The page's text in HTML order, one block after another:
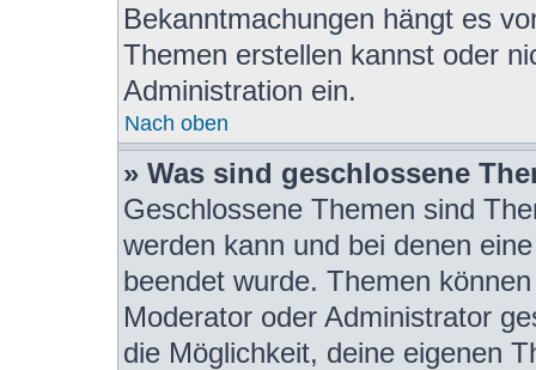
Bekanntmachungen hängt es
Themen erstellen kannst oder
Administration ein.
Nach oben
» Was sind geschlossene
Geschlossene Themen sind
werden kann und bei denen
beendet wurde. Themen
Moderator oder Administrator
die Möglichkeit, deine eigenen